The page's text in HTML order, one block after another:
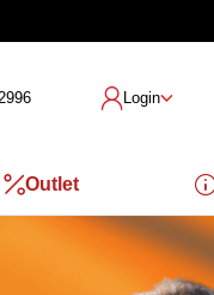
Login
Outlet